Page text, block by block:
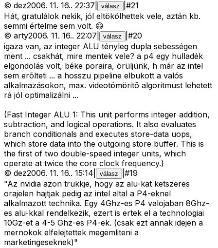
© dez2006. 11. 16.. 22:37 válasz #21
Hát, gratulálok nekik, jól eltökölhettek vele, aztán kb.
semmi értelme sem volt. 😄
© arty2006. 11. 16.. 22:07 válasz #20
igaza van, az integer ALU tényleg dupla sebességen
ment ... csakhát, mire mentek vele? a p4 egy hulladék
elgondolás volt, béke poraira, örüljünk, h már az intel
sem erõlteti ... a hosszu pipeline elbukott a valós
alkalmazásokon, max. videotömöritõ algoritmust lehetett
rá jól optimalizálni ...
(Fast Integer ALU 1: This unit performs integer addition,
subtraction, and logical operations. It also evaluates
branch conditionals and executes store-data uops,
which store data into the outgoing store buffer. This is
the first of two double-speed integer units, which
operate at twice the core clock frequency.)
© dez2006. 11. 16.. 15:14 válasz #19
"Az nvidia azon trukkje, hogy az alu-kat ketszeres
orajelen hajtjak pedig az intel altal a P4-eknel
alkalmazott technika. Egy 4Ghz-es P4 valojaban 8Ghz-
es alu-kkal rendelkezik, ezert is ertek el a technologiai
10Gz-et a 4-5 Ghz-es P4-ek. (csak ezt annak idejen a
mernokok elfelejtettek megemliteni a
marketingeseknek)"